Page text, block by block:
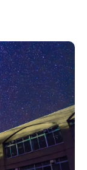
すすめの一つ
ー開発を行
オリジナル給
して広く地元
グラムでは、
くりを体験。
を聞くことが
へのヒント」
ないスペシャ
クティビティ
ながら「雄大
道白糠高等学
道佐呂間高等
東北 青森県
手県立沼宮内
高等学校岩手
中新田高等学
学校秋田県立
地高等学校山
高等学校金山
福島県立川俣
高等学校福島
等学校 中